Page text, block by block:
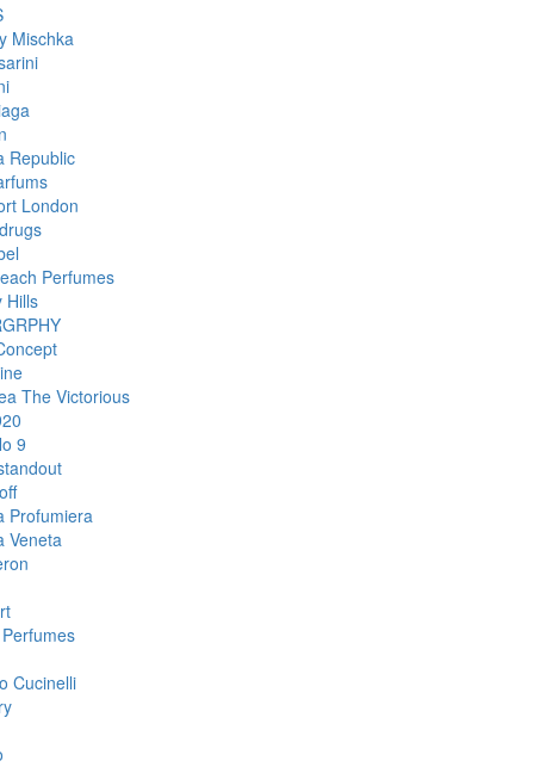
Mischka
Republic
London
Perfumes
Hills
The Victorious
9
Profumiera
Veneta
Cucinelli